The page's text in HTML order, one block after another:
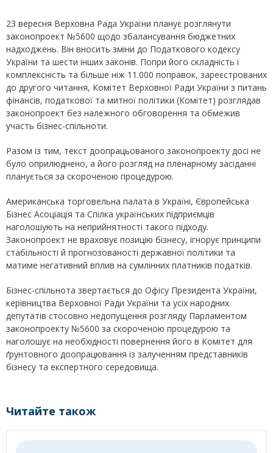
23 вересня Верховна Рада України планує розглянути
законопроект №5600 щодо збалансування бюджетних
надходжень. Він вносить зміни до Податкового кодексу
України та шести інших законів. Попри його складність і
комплексність та більше ніж 11.000 поправок, зареєстрованих
до другого читання, Комітет Верховної Ради України з питань
фінансів, податкової та митної політики (Комітет) розглядав
законопроект без належного обговорення та обмежив
участь бізнес-спільноти.
Разом із тим, текст доопрацьованого законопроекту досі не
було оприлюднено, а його розгляд на пленарному засіданні
планується за скороченою процедурою.
Американська торговельна палата в Україні, Європейська
Бізнес Асоціація та Спілка українських підприємців
наголошують на неприйнятності такого підходу.
Законопроект не враховує позицію бізнесу, ігнорує принципи
стабільності й прогнозованості державної політики та
матиме негативний вплив на сумлінних платників податків.
Бізнес-спільнота звертається до Офісу Президента України,
керівництва Верховної Ради України та усіх народних
депутатів стосовно недопущення розгляду Парламентом
законопроекту №5600 за скороченою процедурою та
наголошує на необхідності повернення його в Комітет для
ґрунтовного доопрацювання із залученням представників
бізнесу та експертного середовища.
Читайте також